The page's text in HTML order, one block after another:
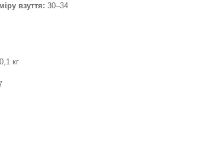
взуття: 30–34
0,1 кг